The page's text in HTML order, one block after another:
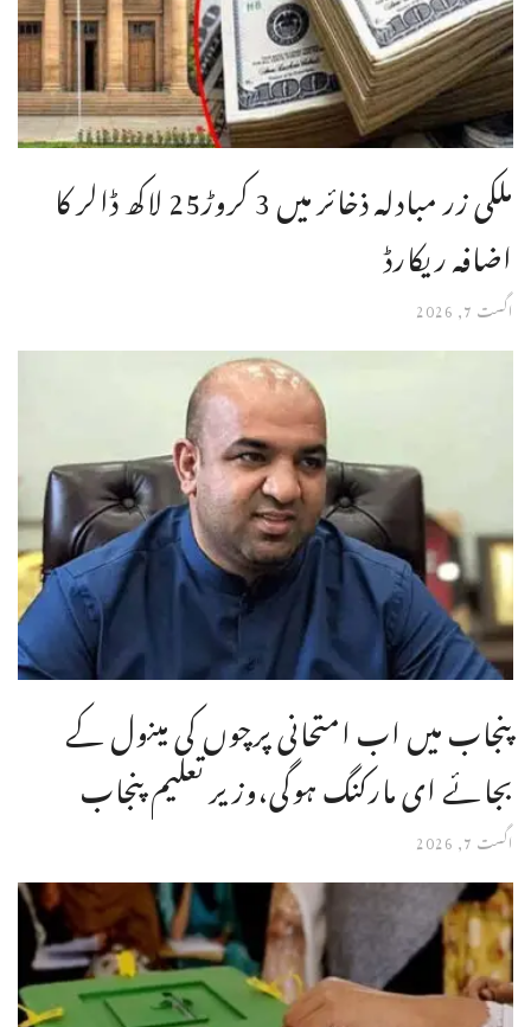
ملکی زر مبادلہ ذخائر میں 3 کروڑ25 لاکھ ڈالر کا
اضافہ ریکارڈ
اگست 7, 2026
پنجاب میں اب امتحانی پرچوں کی مینول کے
بجائے ای مارکنگ ہوگی،وزیر تعلیم پنجاب
اگست 7, 2026